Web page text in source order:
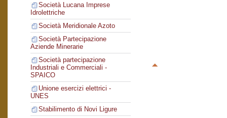
Società Lucana Imprese
Idrolettriche
Società Meridionale Azoto
Società Partecipazione
Aziende Minerarie
Società partecipazione
Industriali e Commerciali -
SPAICO
Unione esercizi elettrici -
UNES
Stabilimento di Novi Ligure